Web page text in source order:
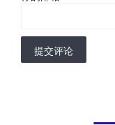
提交评论